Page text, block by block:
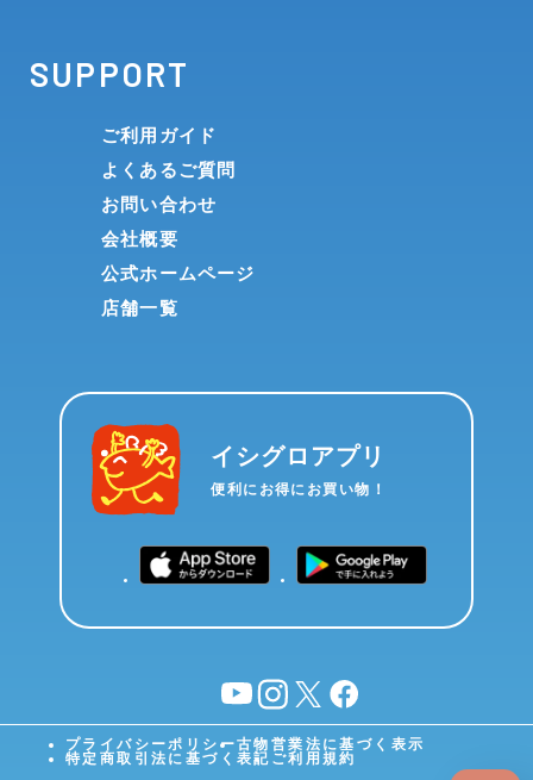
SUPPORT
ご利用ガイド
よくあるご質問
お問い合わせ
会社概要
公式ホームページ
店舗一覧
イシグロアプリ
便利にお得にお買い物！
YouTubeinstagram
X facebook
プライバシーポリシー古物営業法に基づく表示
特定商取引法に基づく表記 ご利用規約